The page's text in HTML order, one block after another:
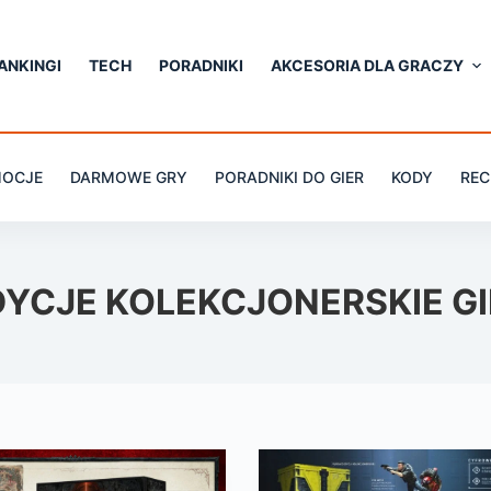
TECH PORADNIKI AKCESORIA DLA GRACZY
DARMOWE GRY PORADNIKI DO GIER KODY
KOLEKCJONERSKIE